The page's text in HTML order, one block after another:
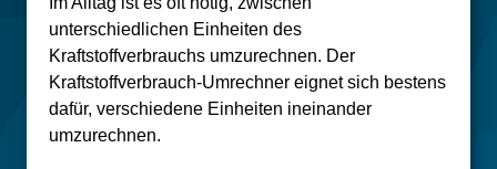
unterschiedlichen Einheiten des
Kraftstoffverbrauchs umzurechnen. Der
Kraftstoffverbrauch-Umrechner eignet sich bestens
dafür, verschiedene Einheiten ineinander
umzurechnen.